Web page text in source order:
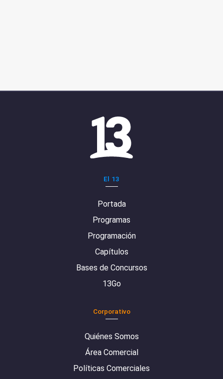
El 13
Portada
Programas
Programación
Capítulos
Bases de Concursos
13Go
Corporativo
Quiénes Somos
Área Comercial
Políticas Comerciales